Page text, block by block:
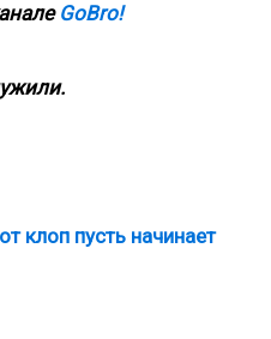
GoBro!
клоп пусть начинает